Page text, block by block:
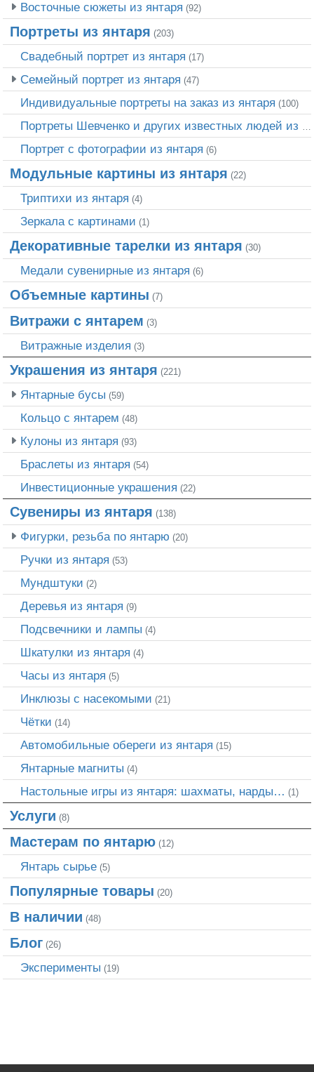
Восточные сюжеты из янтаря (92)
Портреты из янтаря (203)
Свадебный портрет из янтаря (17)
Семейный портрет из янтаря (47)
Индивидуальные портреты на заказ из янтаря (100)
Портрет c фотографии из янтаря (6)
Модульные картины из янтаря (22)
Триптихи из янтаря (4)
Зеркала с картинами (1)
Декоративные тарелки из янтаря (30)
Медали сувенирные из янтаря (6)
Объемные картины (7)
Витражи с янтарем (3)
Витражные изделия (3)
Украшения из янтаря (221)
Янтарные бусы (59)
Кольцо с янтарем (48)
Кулоны из янтаря (93)
Браслеты из янтаря (54)
Инвестиционные украшения (22)
Сувениры из янтаря (138)
Фигурки, резьба по янтарю (20)
Ручки из янтаря (53)
Мундштуки (2)
Деревья из янтаря (9)
Подсвечники и лампы (4)
Шкатулки из янтаря (4)
Часы из янтаря (5)
Инклюзы с насекомыми (21)
Чётки (14)
Автомобильные обереги из янтаря (15)
Янтарные магниты (4)
Настольные игры из янтаря: шахматы, нарды… (1)
Услуги (8)
Мастерам по янтарю (12)
Янтарь сырье (5)
Популярные товары (20)
В наличии (48)
Блог (26)
Эксперименты (19)